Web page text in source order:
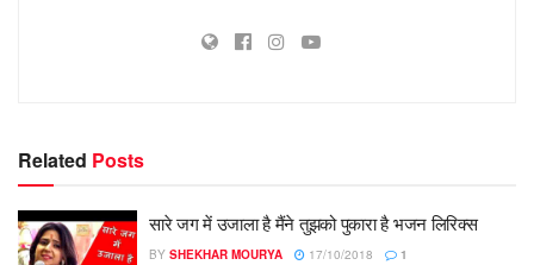
Related Posts
सारे जग में उजाला है मैंने तुझको पुकारा है भजन लिरिक्स
BY SHEKHAR MOURYA 17/10/2018 1